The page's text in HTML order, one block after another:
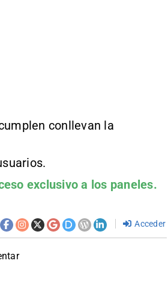
conllevan la
exclusivo a los paneles.
Acceder